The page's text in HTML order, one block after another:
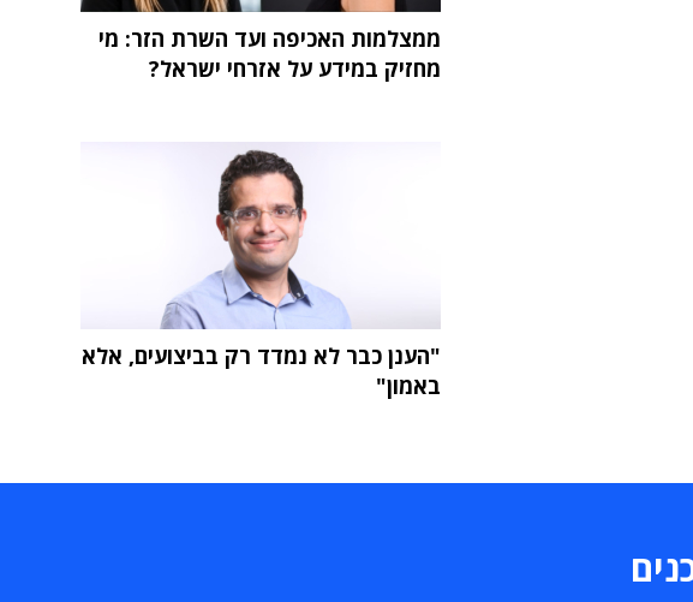
ממצלמות האכיפה ועד השרת הזר: מי
מחזיק במידע על אזרחי ישראל?
"הענן כבר לא נמדד רק בביצועים, אלא
באמון"